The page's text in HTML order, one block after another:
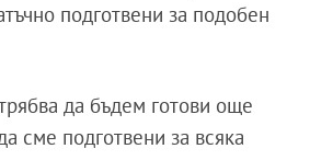
подготвени за подобен
да бъдем готови още
сме подготвени за всяка